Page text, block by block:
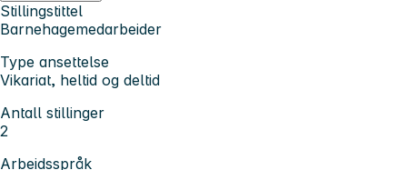
Stillingstittel
Barnehagemedarbeider
Type ansettelse
Vikariat, heltid og deltid
Antall stillinger
2
Arbeidsspråk